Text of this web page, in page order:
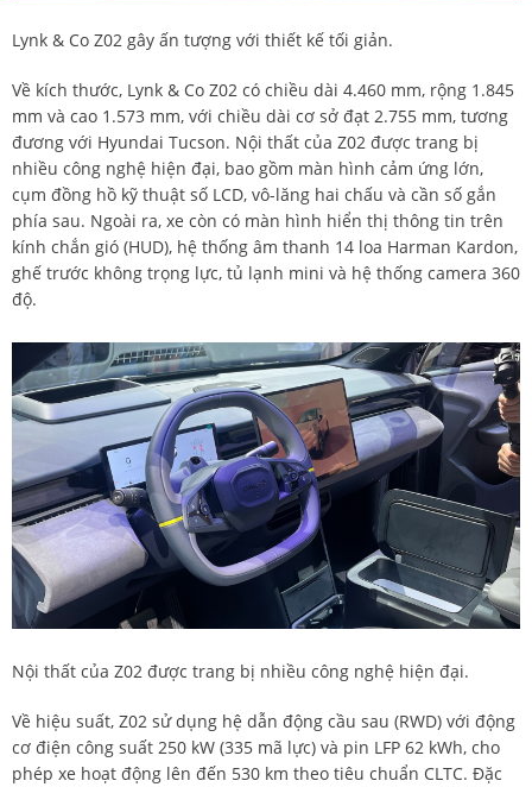
Lynk & Co Z02 gây ấn tượng với thiết kế tối giản.
Về kích thước, Lynk & Co Z02 có chiều dài 4.460 mm, rộng 1.845
mm và cao 1.573 mm, với chiều dài cơ sở đạt 2.755 mm, tương
đương với Hyundai Tucson. Nội thất của Z02 được trang bị
nhiều công nghệ hiện đại, bao gồm màn hình cảm ứng lớn,
cụm đồng hồ kỹ thuật số LCD, vô-lăng hai chấu và cần số gắn
phía sau. Ngoài ra, xe còn có màn hình hiển thị thông tin trên
kính chắn gió (HUD), hệ thống âm thanh 14 loa Harman Kardon,
ghế trước không trọng lực, tủ lạnh mini và hệ thống camera 360
độ.
Nội thất của Z02 được trang bị nhiều công nghệ hiện đại.
Về hiệu suất, Z02 sử dụng hệ dẫn động cầu sau (RWD) với động
cơ điện công suất 250 kW (335 mã lực) và pin LFP 62 kWh, cho
phép xe hoạt động lên đến 530 km theo tiêu chuẩn CLTC. Đặc